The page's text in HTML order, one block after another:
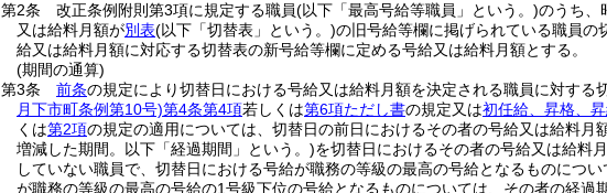
第2条
改正条例附則第3項に規定する職員(以下「最高号給等職員」という。)のうち、
又は給料月額が別表(以下「切替表」という。)の旧号給等欄に掲げられている職員
給又は給料月額に対応する切替表の新号給等欄に定める号給又は給料月額とする。
(期間の通算)
第3条
前条の規定により切替日における号給又は給料月額を決定される職員に対する
月下市町条例第10号)第4条第4項若しくは第6項ただし書の規定又は初任給、昇格、
くは第2項の規定の適用については、切替日の前日におけるその者の号給又は給料月
増減した期間。以下「経過期間」という。)を切替日におけるその者の号給又は給料
していない職員で、切替日における号給が職務の等級の最高の号給となるものにつ
が職務の等級の最高の号給の1号級下位の号給となるものについては、その者の経過